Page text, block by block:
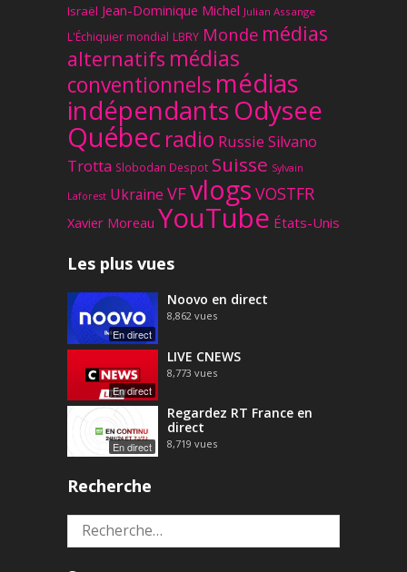
Israël Jean-Dominique Michel Julian Assange
L'Échiquier mondial LBRY Monde médias
alternatifs médias
conventionnels médias
indépendantsOdysee
Québec radio Russie Silvano
Trotta Slobodan Despot Suisse Sylvain
Laforest Ukraine VFvlogs VOSTFR
Xavier Moreau YouTube États-Unis
Les plus vues
En direct
Noovo en direct
8,862 vues
En direct
LIVE CNEWS
8,773 vues
En direct
Regardez RT France en
direct
8,719 vues
Recherche
Rechercher :